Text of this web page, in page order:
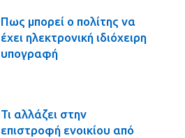
Πως μπορεί ο πολίτης να
έχει ηλεκτρονική ιδιόχειρη
υπογραφή
Τι αλλάζει στην
επιστροφή ενοικίου από